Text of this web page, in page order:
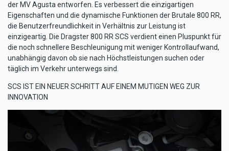
der MV Agusta entworfen. Es verbessert die einzigartigen
Eigenschaften und die dynamische Funktionen der Brutale 800 RR,
die Benutzerfreundlichkeit in Verhältnis zur Leistung ist
einzigeartig. Die Dragster 800 RR SCS verdient einen Pluspunkt für
die noch schnellere Beschleunigung mit weniger Kontrollaufwand,
unabhängig davon ob sie nach Höchstleistungen suchen oder
täglich im Verkehr unterwegs sind.
SCS IST EIN NEUER SCHRITT AUF EINEM MUTIGEN WEG ZUR
INNOVATION